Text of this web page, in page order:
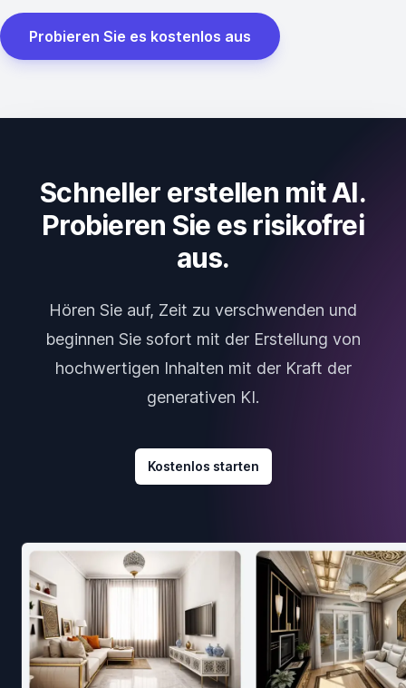
Probieren Sie es kostenlos aus
Schneller erstellen mit AI.
Probieren Sie es risikofrei
aus.
Hören Sie auf, Zeit zu verschwenden und
beginnen Sie sofort mit der Erstellung von
hochwertigen Inhalten mit der Kraft der
generativen KI.
Kostenlos starten